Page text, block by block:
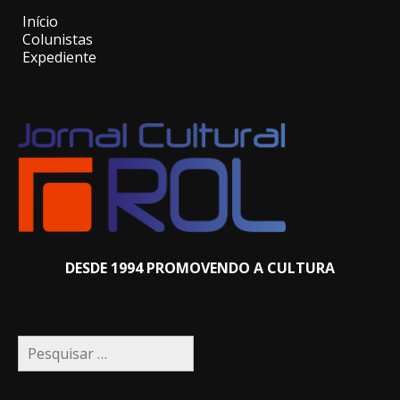
Início
Colunistas
Expediente
DESDE 1994 PROMOVENDO A CULTURA
Pesquisar
por: